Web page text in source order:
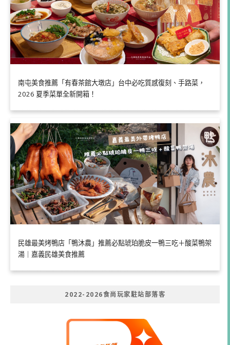
南屯美食推薦「有春茶館大墩店」台中必吃質感復刻、手路菜，
2026 夏季菜單全新開箱！
民雄最美烤鴨店「鴨沐農」推薦必點琥珀脆皮一鴨三吃＋酸菜鴨架
湯｜嘉義民雄美食推薦
2022-2026食尚玩家駐站部落客